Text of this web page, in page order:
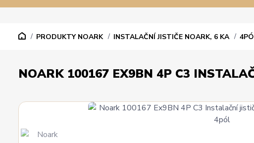
PRODUKTY NOARK INSTALAČNÍ JISTIČE NOARK, 6 KA
NOARK 100167 EX9BN 4P C3